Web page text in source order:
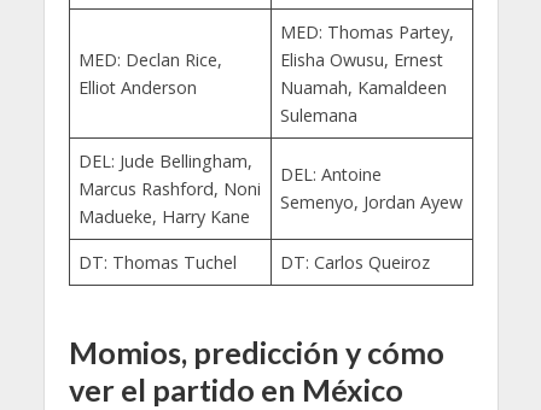
MED: Declan Rice,
Elliot Anderson
MED: Thomas Partey,
Elisha Owusu, Ernest
Nuamah, Kamaldeen
Sulemana
DEL: Jude Bellingham,
Marcus Rashford, Noni
Madueke, Harry Kane
DEL: Antoine
Semenyo, Jordan Ayew
DT: Thomas Tuchel DT: Carlos Queiroz
Momios, predicción y cómo
ver el partido en México